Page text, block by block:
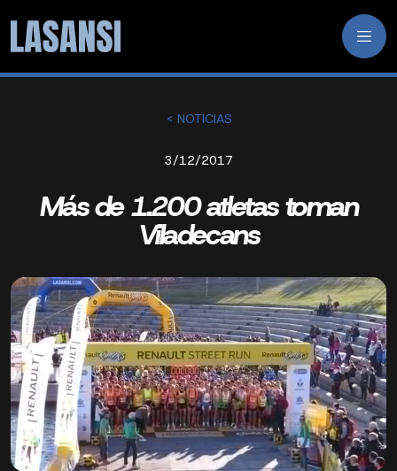
< NOTICIAS
3/12/2017
Más de 1.200 atletas toman
Viladecans